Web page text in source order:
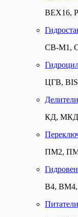
ВЕХ16,
СВ-М1,
ЦГВ,
КД, МКД
ПМ2,
В4,